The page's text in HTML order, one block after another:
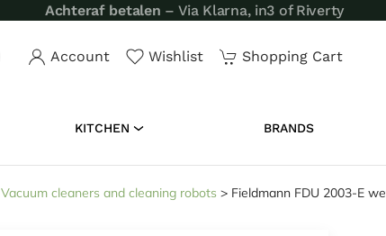
Achteraf betalen – Via Klarna, in3 of Riverty
Account Wishlist Shopping Cart
KITCHEN BRANDS
Vacuum cleaners and cleaning robots > Fieldmann FDU 2003-E